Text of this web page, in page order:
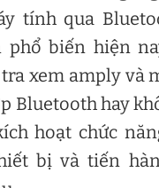
tính qua
phổ biến hiện
xem amply và
Bluetooth hay
hoạt chức
bị và tiến